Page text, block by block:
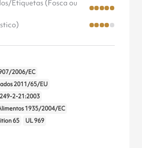
Etiquetas (Fosca ou
2006/EC
2011/65/EU
2-21:2003
1935/2004/EC
65
UL 969